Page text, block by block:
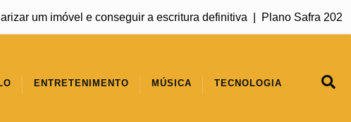
imóvel e conseguir a escritura definitiva |Plano Safra 2026/2027
ENTRETENIMENTO MÚSICA TECNOLOGIA